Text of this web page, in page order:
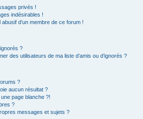
privés !
indésirables !
d’un membre de ce forum !
?
des utilisateurs de ma liste d’amis ou d’ignorés ?
?
aucun résultat ?
page blanche ?!
?
messages et sujets ?